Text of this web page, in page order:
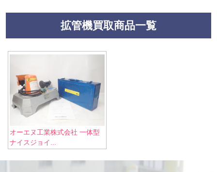
拡管機買取商品一覧
オーエヌ工業株式会社 一体型
ナイスジョイ...